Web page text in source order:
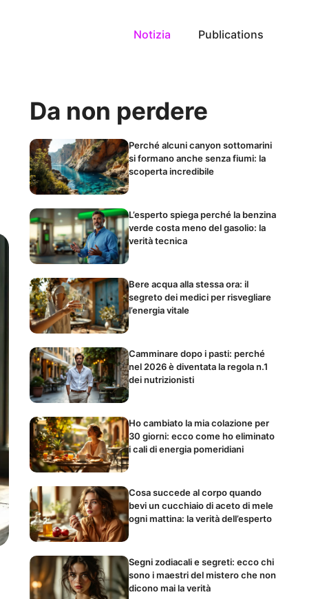
Notizia Publications
Da non perdere
Perché alcuni canyon sottomarini
si formano anche senza fiumi: la
scoperta incredibile
L’esperto spiega perché la benzina
verde costa meno del gasolio: la
verità tecnica
Bere acqua alla stessa ora: il
segreto dei medici per risvegliare
l’energia vitale
Camminare dopo i pasti: perché
nel 2026 è diventata la regola n.1
dei nutrizionisti
Ho cambiato la mia colazione per
30 giorni: ecco come ho eliminato
i cali di energia pomeridiani
Cosa succede al corpo quando
bevi un cucchiaio di aceto di mele
ogni mattina: la verità dell’esperto
Segni zodiacali e segreti: ecco chi
sono i maestri del mistero che non
dicono mai la verità